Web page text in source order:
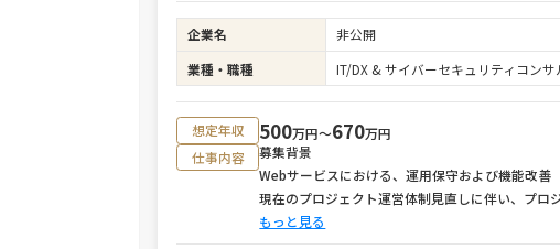
企業名 非公開
業種・職種
IT/DX & サイバーセキュリティコンサ
想定年収 500万円〜670万円
仕事内容
募集背景
Webサービスにおける、運用保守および機能改善
現在のプロジェクト運営体制見直しに伴い、プロ
もっと見る